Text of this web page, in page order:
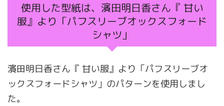
使用した型紙は、濱田明日香さん『 甘い
服』より「パフスリーブオックスフォード
シャツ」
濱田明日香さん『 甘い服』より「パフスリーブオ
ックスフォードシャツ」のパターンを使用しまし
た。